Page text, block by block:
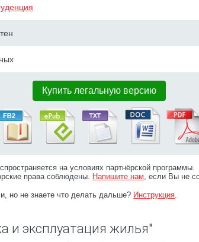
Купить легальную версию
на условиях партнёрской программы.
права соблюдены. Напишите нам, если Вы не
но не знаете что делать дальше? Инструкция.
и эксплуатация жилья"